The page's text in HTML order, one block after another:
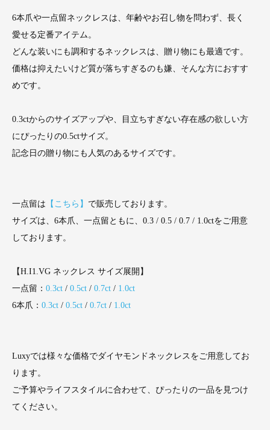
6本爪や一点留ネックレスは、年齢やお召し物を問わず、長く
愛せる定番アイテム。
どんな装いにも調和するネックレスは、贈り物にも最適です。
価格は抑えたいけど質が落ちすぎるのも嫌、そんな方におすす
めです。
0.3ctからのサイズアップや、目立ちすぎない存在感の欲しい方
にぴったりの0.5ctサイズ。
記念日の贈り物にも人気のあるサイズです。
一点留は 【こちら】 で販売しております。
サイズは、6本爪、一点留ともに、0.3 / 0.5 / 0.7 / 1.0ctをご用意
しております。
【H.I1.VG ネックレス サイズ展開】
一点留： 0.3ct / 0.5ct / 0.7ct / 1.0ct
6本爪： 0.3ct / 0.5ct / 0.7ct / 1.0ct
Luxyでは様々な価格でダイヤモンドネックレスをご用意してお
ります。
ご予算やライフスタイルに合わせて、ぴったりの一品を見つけ
てください。